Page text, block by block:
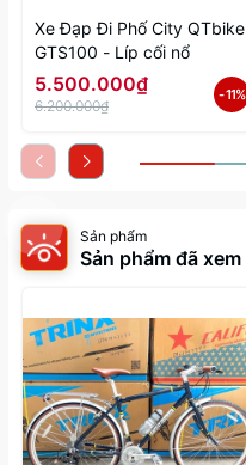
Xe Đạp Đi Phố City QTbike
GTS100 - Líp cối nổ
5.500.000₫
6.200.000₫
- 11%
Sản phẩm
Sản phẩm đã xem